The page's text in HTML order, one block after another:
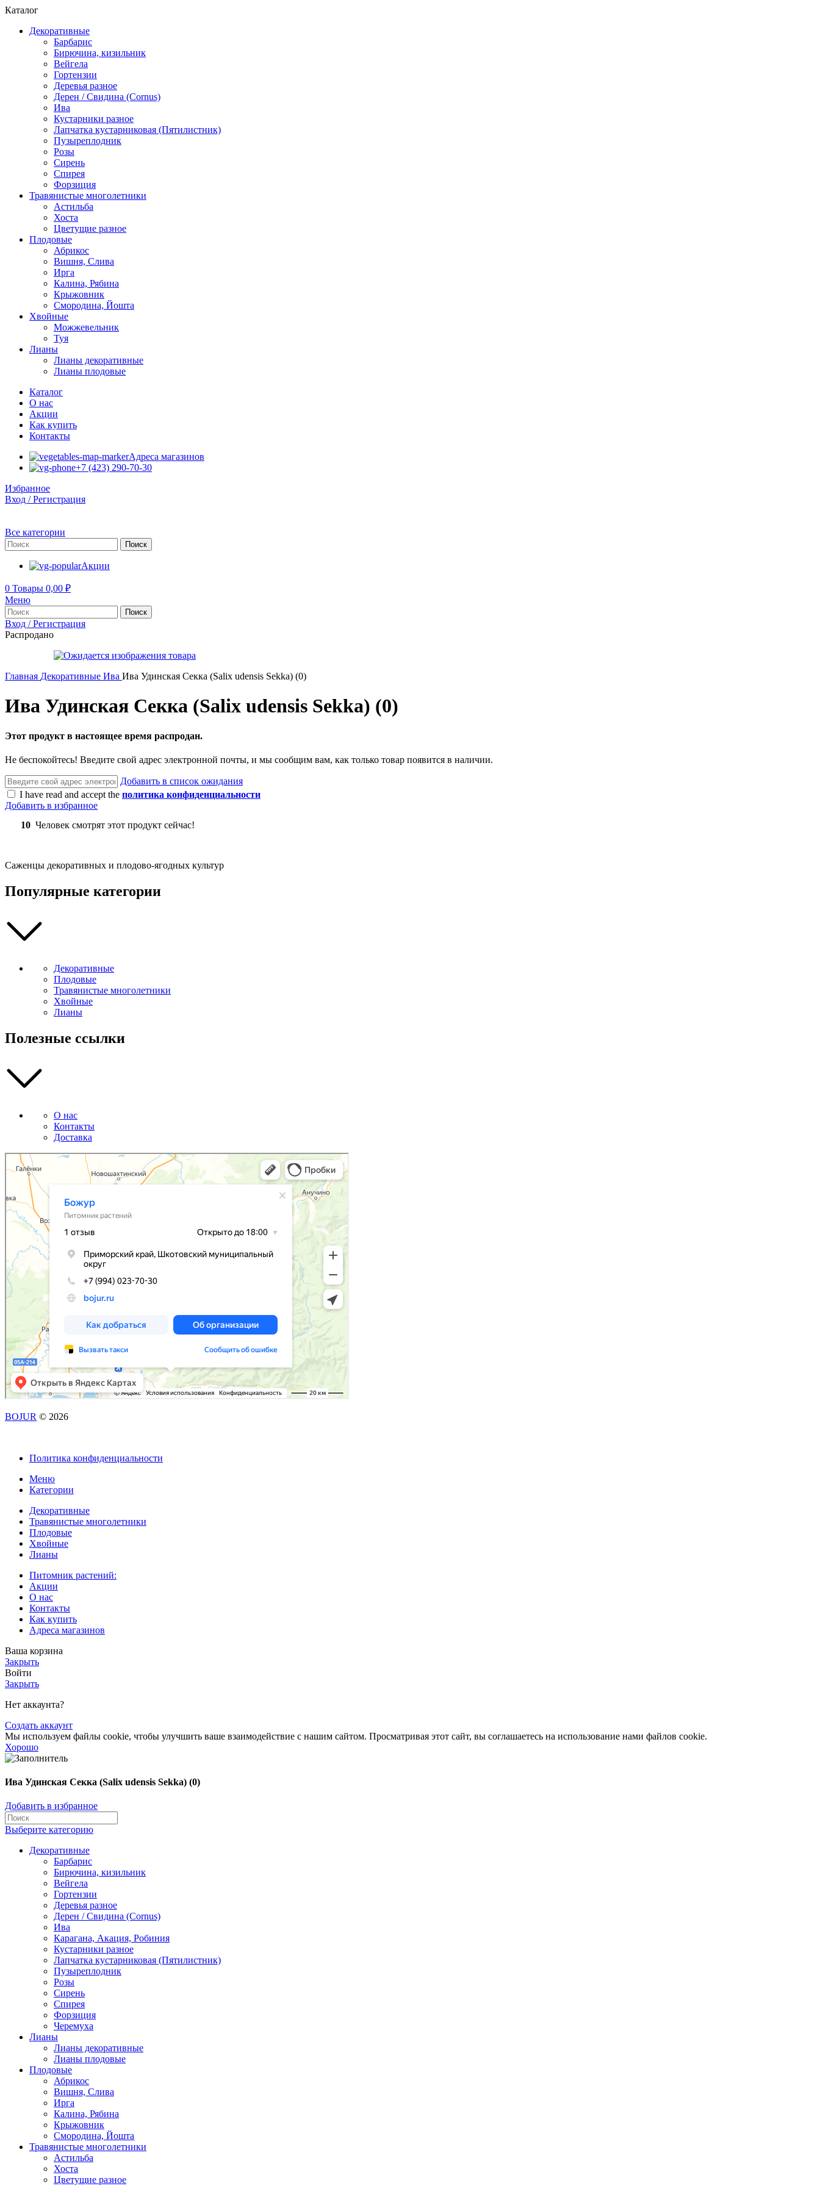
Каталог
Декоративные
Барбарис
Бирючина, кизильник
Вейгела
Гортензии
Деревья разное
Дерен / Свидина (Cornus)
Ива
Кустарники разное
Лапчатка кустарниковая (Пятилистник)
Пузыреплодник
Розы
Сирень
Спирея
Форзиция
Травянистые многолетники
Астильба
Хоста
Цветущие разное
Плодовые
Абрикос
Вишня, Слива
Ирга
Калина, Рябина
Крыжовник
Смородина, Йошта
Хвойные
Можжевельник
Туя
Лианы
Лианы декоративные
Лианы плодовые
Каталог
О нас
Акции
Как купить
Контакты
Адреса магазинов
+7 (423) 290-70-30
Избранное
Вход / Регистрация
Все категории
Поиск
Акции
0 Товары 0,00 ₽
Меню
Поиск
Вход / Регистрация
Распродано
Главная Декоративные Ива Ива Удинская Секка (Salix udensis Sekka) (0)
Ива Удинская Секка (Salix udensis Sekka) (0)
Этот продукт в настоящее время распродан.
Не беспокойтесь! Введите свой адрес электронной почты, и мы сообщим вам, как только товар появится в наличии.
Добавить в список ожидания
I have read and accept the политика конфиденциальности
Добавить в избранное
10 Человек смотрят этот продукт сейчас!
Саженцы декоративных и плодово-ягодных культур
Популярные категории
Декоративные
Плодовые
Травянистые многолетники
Хвойные
Лианы
Полезные ссылки
О нас
Контакты
Доставка
Божур
Питомник растений в Приморском крае
BOJUR © 2026
Политика конфиденциальности
Меню
Категории
Декоративные
Травянистые многолетники
Плодовые
Хвойные
Лианы
Питомник растений:
Акции
О нас
Контакты
Как купить
Адреса магазинов
Ваша корзина
Закрыть
Войти
Закрыть
Нет аккаунта?
Создать аккаунт
Мы используем файлы cookie, чтобы улучшить ваше взаимодействие с нашим сайтом. Просматривая этот сайт, вы соглашаетесь на использование нами файлов cookie.
Хорошо
Ива Удинская Секка (Salix udensis Sekka) (0)
Добавить в избранное
Выберите категорию
Декоративные
Барбарис
Бирючина, кизильник
Вейгела
Гортензии
Деревья разное
Дерен / Свидина (Cornus)
Ива
Карагана, Акация, Робиния
Кустарники разное
Лапчатка кустарниковая (Пятилистник)
Пузыреплодник
Розы
Сирень
Спирея
Форзиция
Черемуха
Лианы
Лианы декоративные
Лианы плодовые
Плодовые
Абрикос
Вишня, Слива
Ирга
Калина, Рябина
Крыжовник
Смородина, Йошта
Травянистые многолетники
Астильба
Хоста
Цветущие разное